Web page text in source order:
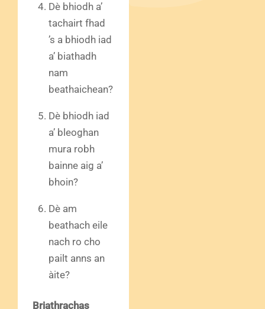
Dè bhiodh a’
tachairt fhad
’s a bhiodh iad
a’ biathadh
nam
beathaichean?
Dè bhiodh iad
a’ bleoghan
mura robh
bainne aig a’
bhoin?
Dè am
beathach eile
nach ro cho
pailt anns an
àite?
Briathrachas